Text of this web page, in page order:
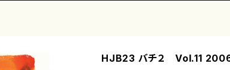
HJB23 バチ２ Vol.11 2006